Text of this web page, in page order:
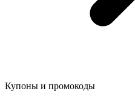
Купоны и промокоды